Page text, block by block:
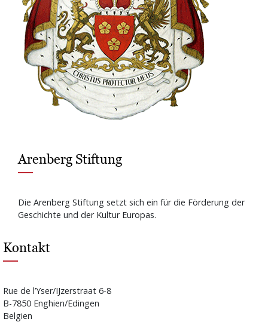
Arenberg Stiftung
Die Arenberg Stiftung setzt sich ein für die Förderung der
Geschichte und der Kultur Europas.
Kontakt
Rue de l’Yser/IJzerstraat 6-8
B-7850 Enghien/Edingen
Belgien